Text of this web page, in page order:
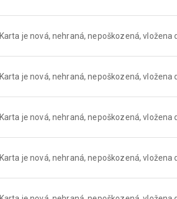
Karta je nová, nehraná, nepoškozená, vložena
Karta je nová, nehraná, nepoškozená, vložena
Karta je nová, nehraná, nepoškozená, vložena
Karta je nová, nehraná, nepoškozená, vložena